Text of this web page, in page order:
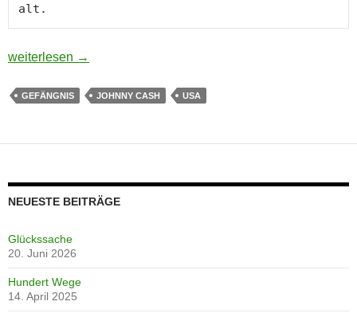
alt.
Johnson Van Dyke Grigsby
weiterlesen →
GEFÄNGNIS JOHNNY CASH USA
NEUESTE BEITRÄGE
Glückssache
20. Juni 2026
Hundert Wege
14. April 2025